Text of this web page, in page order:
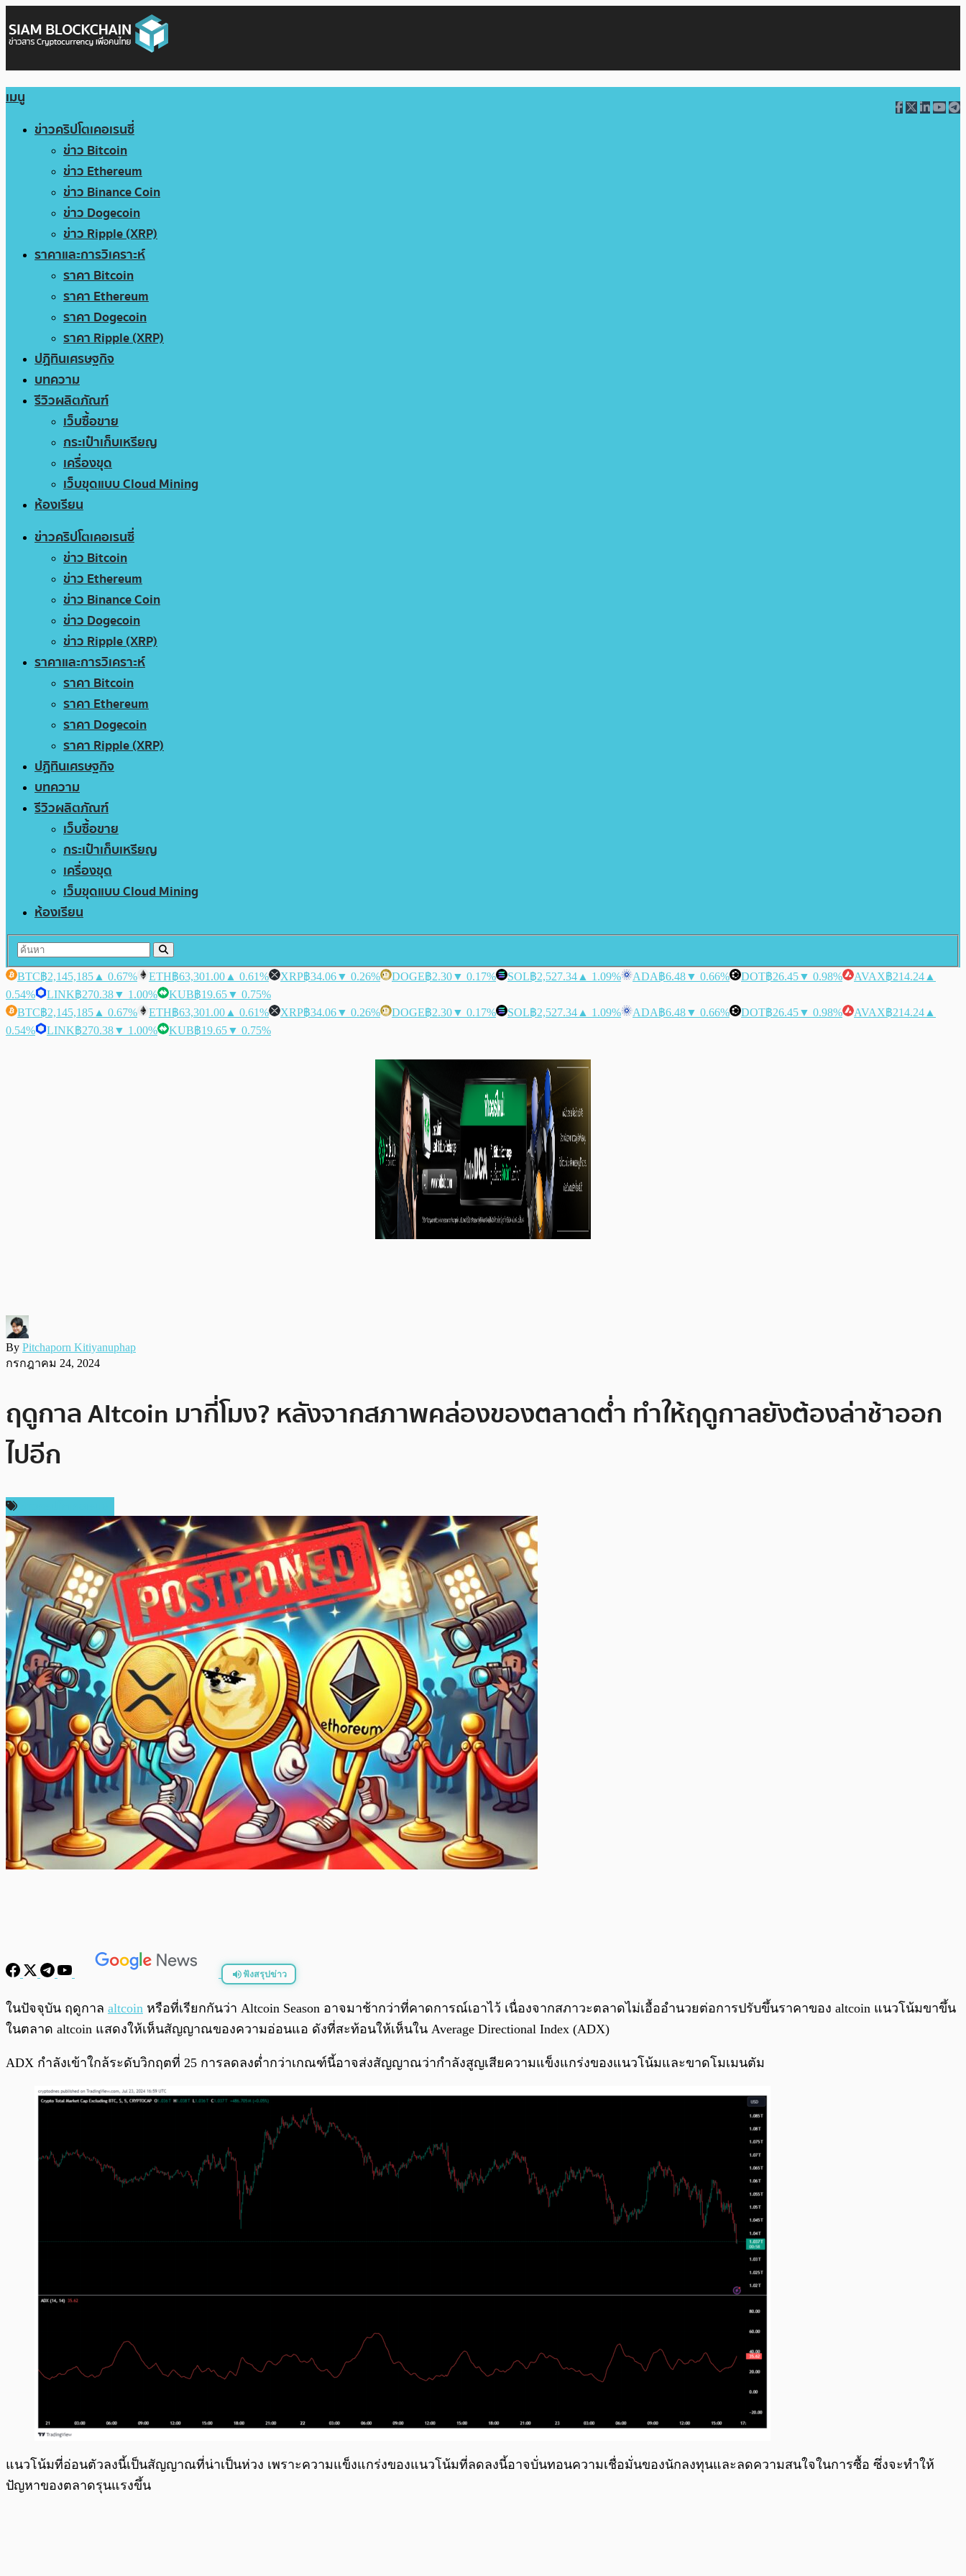
เมนู
ข่าวคริปโตเคอเรนซี่
ข่าว Bitcoin
ข่าว Ethereum
ข่าว Binance Coin
ข่าว Dogecoin
ข่าว Ripple (XRP)
ราคาและการวิเคราะห์
ราคา Bitcoin
ราคา Ethereum
ราคา Dogecoin
ราคา Ripple (XRP)
ปฏิทินเศรษฐกิจ
บทความ
รีวิวผลิตภัณฑ์
เว็บซื้อขาย
กระเป๋าเก็บเหรียญ
เครื่องขุด
เว็บขุดแบบ Cloud Mining
ห้องเรียน
ข่าวคริปโตเคอเรนซี่
ข่าว Bitcoin
ข่าว Ethereum
ข่าว Binance Coin
ข่าว Dogecoin
ข่าว Ripple (XRP)
ราคาและการวิเคราะห์
ราคา Bitcoin
ราคา Ethereum
ราคา Dogecoin
ราคา Ripple (XRP)
ปฏิทินเศรษฐกิจ
บทความ
รีวิวผลิตภัณฑ์
เว็บซื้อขาย
กระเป๋าเก็บเหรียญ
เครื่องขุด
เว็บขุดแบบ Cloud Mining
ห้องเรียน
BTC฿2,145,185 ▲ 0.67% ETH฿63,301.00 ▲ 0.61% XRP฿34.06▼ 0.26% DOGE฿2.30▼ 0.17% SOL฿2,527.34 ▲ 1.09% ADA฿6.48▼ 0.66% DOT฿26.45▼ 0.98% AVAX฿214.24 ▲
0.54%
LINK฿270.38▼ 1.00% KUB฿19.65▼ 0.75%
BTC฿2,145,185 ▲ 0.67% ETH฿63,301.00 ▲ 0.61% XRP฿34.06▼ 0.26% DOGE฿2.30▼ 0.17% SOL฿2,527.34 ▲ 1.09% ADA฿6.48▼ 0.66% DOT฿26.45▼ 0.98% AVAX฿214.24 ▲
0.54%
LINK฿270.38▼ 1.00% KUB฿19.65▼ 0.75%
By Pitchaporn Kitiyanuphap
กรกฎาคม 24, 2024
ฤดูกาล Altcoin มากี่โมง? หลังจากสภาพคล่องของตลาดต่ำ ทำให้ฤดูกาลยังต้องล่าช้าออก
ไปอีก
ฟังสรุปข่าว
พร้อมเล่น 0:00
ในปัจจุบัน ฤดูกาล altcoin หรือที่เรียกกันว่า Altcoin Season อาจมาช้ากว่าที่คาดการณ์เอาไว้ เนื่องจากสภาวะตลาดไม่เอื้ออำนวยต่อการปรับขึ้นราคาของ altcoin แนวโน้มขาขึ้น
ในตลาด altcoin แสดงให้เห็นสัญญาณของความอ่อนแอ ดังที่สะท้อนให้เห็นใน Average Directional Index (ADX)
ADX กำลังเข้าใกล้ระดับวิกฤตที่ 25 การลดลงต่ำกว่าเกณฑ์นี้อาจส่งสัญญาณว่ากำลังสูญเสียความแข็งแกร่งของแนวโน้มและขาดโมเมนตัม
แนวโน้มที่อ่อนตัวลงนี้เป็นสัญญาณที่น่าเป็นห่วง เพราะความแข็งแกร่งของแนวโน้มที่ลดลงนี้อาจบั่นทอนความเชื่อมั่นของนักลงทุนและลดความสนใจในการซื้อ ซึ่งจะทำให้
ปัญหาของตลาดรุนแรงขึ้น